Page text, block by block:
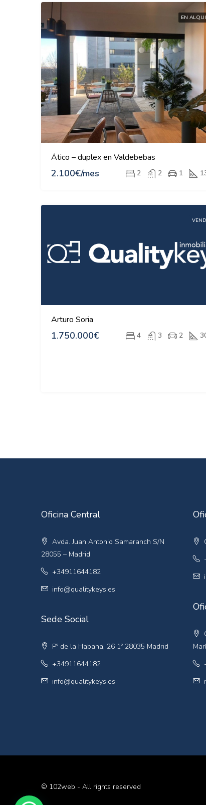
EN
Ático – duplex en Valdebebas
2.100€/mes 2 2 1
Arturo Soria
1.750.000€ 4 3 2
Oficina Central
Avda. Juan Antonio Samaranch S/N
28055 – Madrid
+34911644182
info@qualitykeys.es
Sede Social
Pº de la Habana, 26 1º 28035 Madrid
+34911644182
info@qualitykeys.es
© 102web - All rights reserved